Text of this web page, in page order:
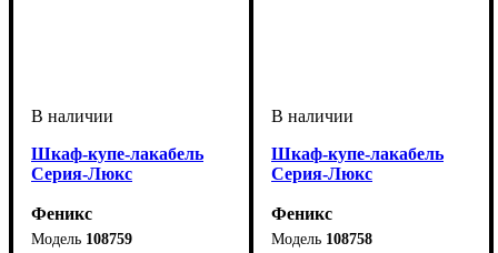
Шкаф-купе-лакабель
Серия-Люкс
Феникс
108759
Шкаф-купе-лакабель
Серия-Люкс
Феникс
108758